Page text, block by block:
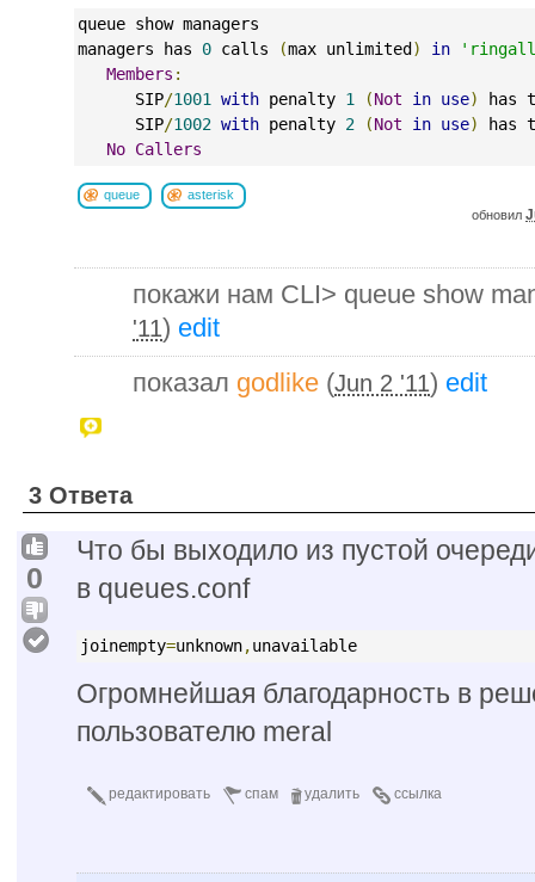
queue show managers
managers has 0 calls (max unlimited) in
Members :
SIP/1001 with penalty 1 (Not in use)
has
SIP/1002 with penalty 2 (Not in use)
has
No Callers
queue
asterisk
обновил
покажи нам CLI> queue show
'11) edit
показал godlike (Jun 2 '11) edit
3 Ответа
0
Что бы выходило из пустой
в queues.conf
joinempty=unknown,unavailable
Огромнейшая благодарность в
пользователю meral
ссылка
удалить
спам
редактировать